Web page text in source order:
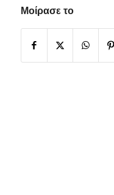
Μοίρασε το